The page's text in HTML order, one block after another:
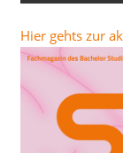
Hier gehts zur